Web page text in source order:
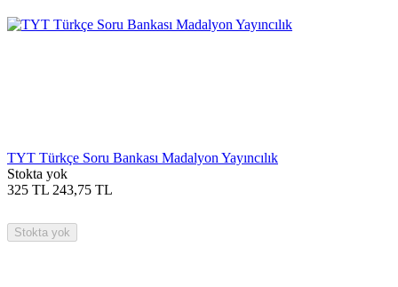
TYT Türkçe Soru Bankası Madalyon Yayıncılık
Stokta yok
325 TL 243,75 TL
Stokta yok